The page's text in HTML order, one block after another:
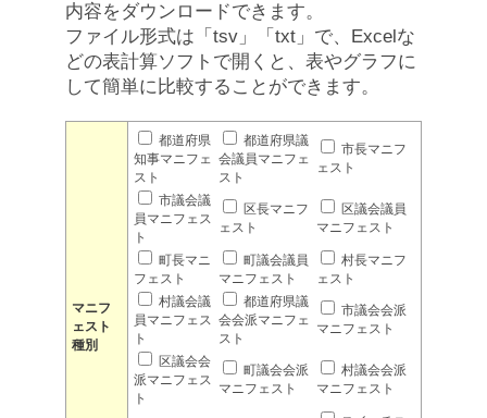
内容をダウンロードできます。
ファイル形式は「tsv」「txt」で、Excelな
どの表計算ソフトで開くと、表やグラフに
して簡単に比較することができます。
マニフ
ェスト
種別
都道府県
知事マニフェ
スト
都道府県議
会議員マニフェ
スト
市長マニフ
ェスト
市議会議
員マニフェス
ト
区長マニフ
ェスト
区議会議員
マニフェスト
町長マニ
フェスト
町議会議員
マニフェスト
村長マニフ
ェスト
村議会議
員マニフェス
ト
都道府県議
会会派マニフェ
スト
市議会会派
マニフェスト
区議会会
派マニフェス
ト
町議会会派
マニフェスト
村議会会派
マニフェスト